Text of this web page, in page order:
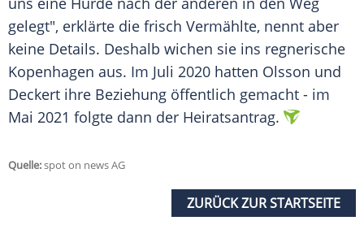
gelegt", erklärte die frisch Vermählte, nennt aber
keine Details. Deshalb wichen sie ins regnerische
Kopenhagen aus. Im Juli 2020 hatten Olsson und
Deckert ihre Beziehung öffentlich gemacht - im
Mai 2021 folgte dann der Heiratsantrag.
Quelle:spot on news AG
ZURÜCK ZUR STARTSEITE